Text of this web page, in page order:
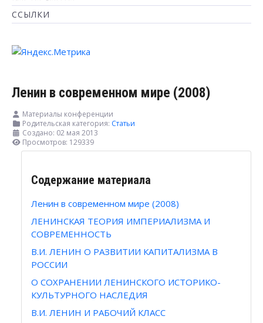
ССЫЛКИ
Ленин в современном мире (2008)
Материалы конференции
Родительская категория: Статьи
Создано: 02 мая 2013
Просмотров: 129339
Содержание материала
Ленин в современном мире (2008)
ЛЕНИНСКАЯ ТЕОРИЯ ИМПЕРИАЛИЗМА И
СОВРЕМЕННОСТЬ
В.И. ЛЕНИН О РАЗВИТИИ КАПИТАЛИЗМА В
РОССИИ
О СОХРАНЕНИИ ЛЕНИНСКОГО ИСТОРИКО-
КУЛЬТУРНОГО НАСЛЕДИЯ
В.И. ЛЕНИН И РАБОЧИЙ КЛАСС